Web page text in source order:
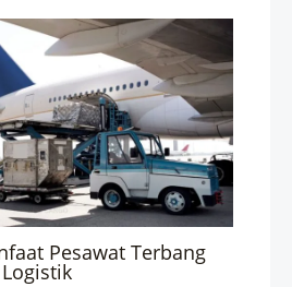
Pesawat Terbang